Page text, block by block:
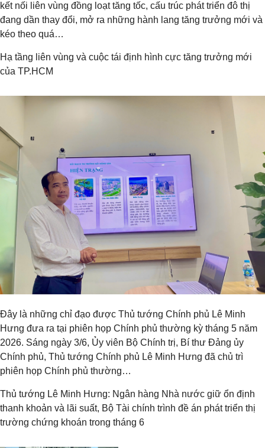
kết nối liên vùng đồng loạt tăng tốc, cấu trúc phát triển đô thị
đang dần thay đổi, mở ra những hành lang tăng trưởng mới và
kéo theo quá…
Hạ tầng liên vùng và cuộc tái định hình cực tăng trưởng mới
của TP.HCM
Đây là những chỉ đạo được Thủ tướng Chính phủ Lê Minh
Hưng đưa ra tại phiên họp Chính phủ thường kỳ tháng 5 năm
2026. Sáng ngày 3/6, Ủy viên Bộ Chính trị, Bí thư Đảng ủy
Chính phủ, Thủ tướng Chính phủ Lê Minh Hưng đã chủ trì
phiên họp Chính phủ thường…
Thủ tướng Lê Minh Hưng: Ngân hàng Nhà nước giữ ổn định
thanh khoản và lãi suất, Bộ Tài chính trình đề án phát triển thị
trường chứng khoán trong tháng 6